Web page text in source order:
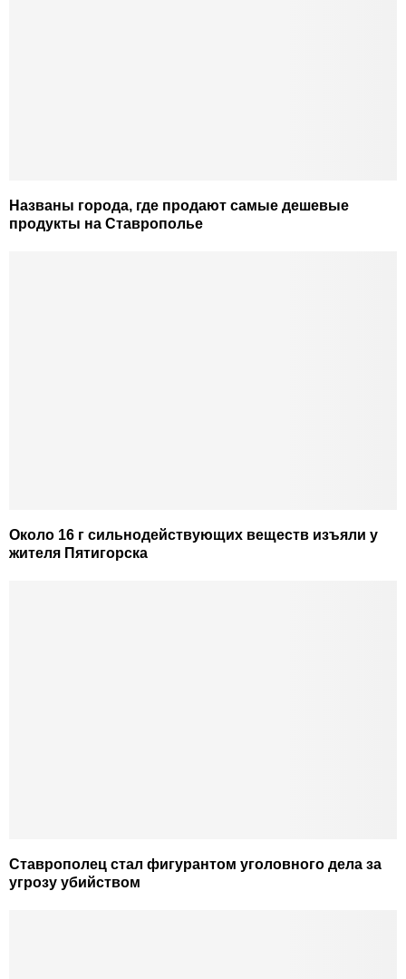
Названы города, где продают самые дешевые
продукты на Ставрополье
Около 16 г сильнодействующих веществ изъяли у
жителя Пятигорска
Ставрополец стал фигурантом уголовного дела за
угрозу убийством